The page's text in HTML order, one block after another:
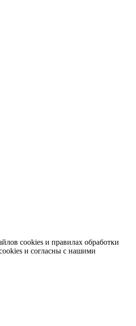
cookies и правилах обработки
и согласны с нашими